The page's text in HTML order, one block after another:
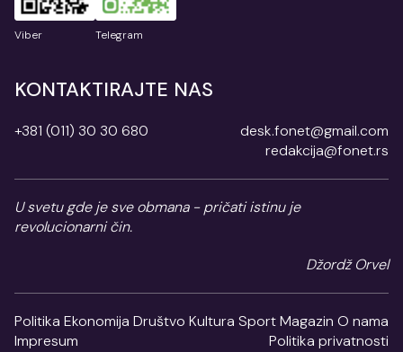
Viber Telegram
KONTAKTIRAJTE NAS
+381 (011) 30 30 680
desk.fonet@gmail.com
redakcija@fonet.rs
U svetu gde je sve obmana - pričati istinu je
revolucionarni čin.
Džordž Orvel
Politika Ekonomija Društvo Kultura SportMagazin O nama
Impresum
Politika privatnosti